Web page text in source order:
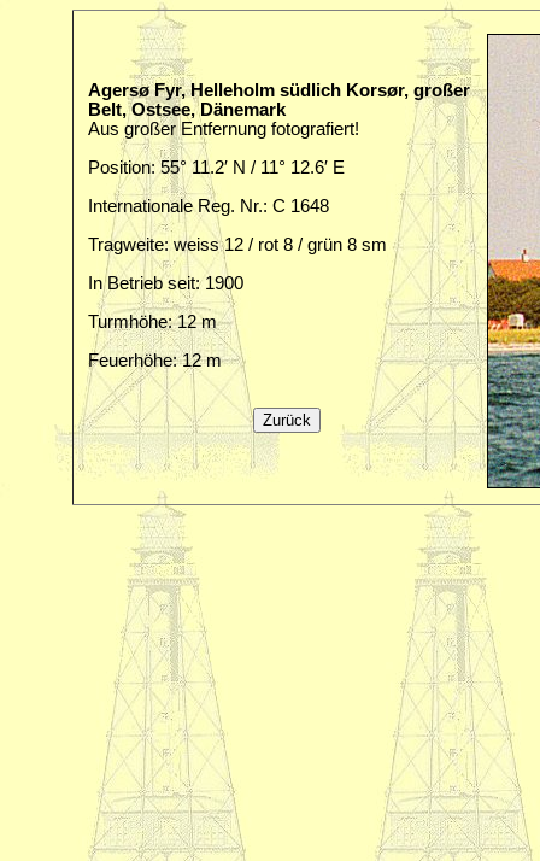
Agersø Fyr, Helleholm südlich Korsør, großer
Belt, Ostsee, Dänemark
Aus großer Entfernung fotografiert!
Position: 55° 11.2′ N / 11° 12.6′ E
Internationale Reg. Nr.: C 1648
Tragweite: weiss 12 / rot 8 / grün 8 sm
In Betrieb seit: 1900
Turmhöhe: 12 m
Feuerhöhe: 12 m